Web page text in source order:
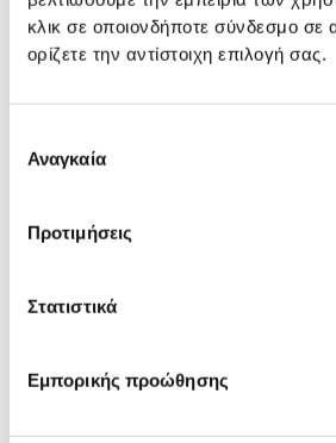
κλικ σε οποιονδήποτε σύνδεσμο σε
ορίζετε την αντίστοιχη επιλογή σας.
συγκατάθεσης
Αναγκαία
Προτιμήσεις
Στατιστικά
Εμπορικής προώθησης